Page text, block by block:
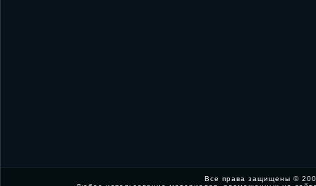
Все права защищены ©